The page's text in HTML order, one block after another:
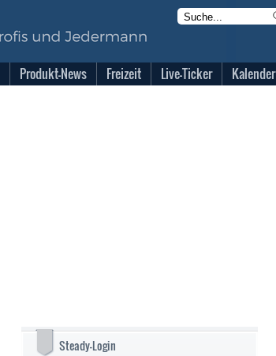
Produkt-News Freizeit Live-Ticker Kalender
Steady-Login